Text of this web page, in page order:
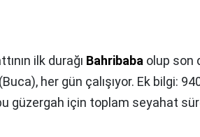
ilk durağı Bahribaba olup son
her gün çalışıyor. Ek bilgi:
güzergah için toplam seyahat